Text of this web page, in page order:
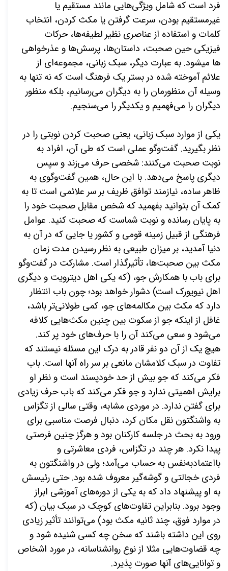
فرد است که شامل ویژگی‌­هایی مانند مستقیم یا
غیرمستقیم بودن، سرعت گرفتن یا مکث کردن، انتخاب
کلمات و استفاده از عناصری نظیر لطیفه‌­ها، حرکات
فیزیکی حین صحبت، داستان­‌ها، پرسش­‌ها و عذرخواهی­‌
ها می­شود. به عبارت دیگر، سبک زبانی، مجموعه‌­ای از
علائم آموخته شده در بستر یک فرهنگ است که نه تنها به
وسیله آن منظورمان را به دیگران می‌­رسانیم، بلکه منظور
دیگران را می­‌فهمیم و یکدیگر را می­‌سنجیم.
یکی از موارد سبک زبانی، یعنی صحبت کردن نوبتی را در
نظر بگیرید. گفت­‌وگو عملی است که طی آن، افراد به
نوبت صحبت می­‌کنند: شخصی حرف می­‌زند و سپس
دیگری پاسخ می‌­دهد. با این حال، همین گفت­‌وگوی به
ظاهر ساده، نیازمند توافق ظریف بر سر علائمی است تا به
کمک آن بتوانید بفهمید که شخص مقابل صحبت خود را
به پایان رسانده و نوبت شماست که صحبت کنید. عوامل
فرهنگی از قبیل زمینه قومی و کشور یا جایی که در آن به
دنیا آمدید، بر میزان طبیعی به نظر رسیدن مدت زمان
مکث بین صحبت‌­ها، تأثیرگذار است. مشارکت در گفت‌­وگو
برای باببا همکارش جو، (که یکی اهل دیترویت و دیگری
اهل نیویورک است) دشوار خواهد بود؛ چون باب انتظار
دارد که مکث بین مکالمه­‌های جو، کمی طولانی­‌تر باشد،
غافل از اینکه جو از سکوت بین چنین مکث­‌هایی کلافه
می­‌شود و سعی می­‌کند آن را با حرف­‌هایخود پر کند.
هیچ یک از آن دو نفر قادر به درک این مسئله نیستند که
تفاوت در سبک کلامشان مانعی بر سر راه آن­ها است. باب
فکر می‌­کند که جو بیش از حد خودپسند است و نظر او
برایش اهمیتی ندارد و جو فکر می­‌کند که باب حرف زیادی
برای گفتن ندارد. در موردی مشابه، وقتی سالی از تگزاس
به واشنگتون نقل مکان کرد، دنبال فرصت مناسبی برای
ورود به بحث در جلسه کارکنان بود و هرگز چنین فرصتی
پیدا نکرد. هر چند در تگزاس، فردی معاشرتی و
بااعتمادبه‌­نفس به حساب می‌­آمد؛ ولی در واشنگتون به
فردی خجالتی و گوشه­‌گیر معروف شده بود. حتی رئیسش
به او پیشنهاد داد که به یکی از دوره­‌های آموزشی ابراز
وجود برود. بنابراین تفاوت‌­های کوچک در سبک بیان (که
در موارد فوق، چند ثانیه مکث بود) می‌توانند تأثیر زیادی
روی این داشته باشند که سخن چه کسی شنیده شود و
چه قضاوت‌­هایی مثلا از نوع روان­شناسانه، در مورد اشخاص
و توانایی­‌های آن­ها صورت پذیرد.